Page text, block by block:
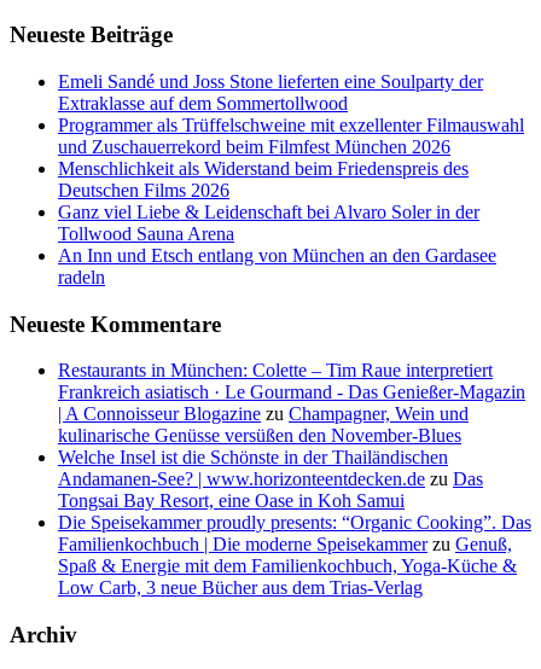
Neueste Beiträge
Emeli Sandé und Joss Stone lieferten eine Soulparty der
Extraklasse auf dem Sommertollwood
Programmer als Trüffelschweine mit exzellenter Filmauswahl
und Zuschauerrekord beim Filmfest München 2026
Menschlichkeit als Widerstand beim Friedenspreis des
Deutschen Films 2026
Ganz viel Liebe & Leidenschaft bei Alvaro Soler in der
Tollwood Sauna Arena
An Inn und Etsch entlang von München an den Gardasee
radeln
Neueste Kommentare
Restaurants in München: Colette – Tim Raue interpretiert
Frankreich asiatisch · Le Gourmand - Das Genießer-Magazin
| A Connoisseur Blogazine zu Champagner, Wein und
kulinarische Genüsse versüßen den November-Blues
Welche Insel ist die Schönste in der Thailändischen
Andamanen-See? | www.horizonteentdecken.de zu Das
Tongsai Bay Resort, eine Oase in Koh Samui
Die Speisekammer proudly presents: “Organic Cooking”. Das
Familienkochbuch | Die moderne Speisekammerzu Genuß,
Spaß & Energie mit dem Familienkochbuch, Yoga-Küche &
Low Carb, 3 neue Bücher aus dem Trias-Verlag
Archiv